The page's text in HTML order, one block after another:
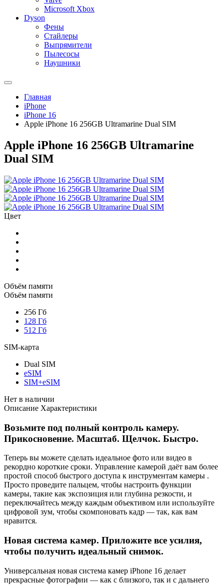
Microsoft Xbox
Dyson
Фены
Стайлеры
Выпрямители
Пылесосы
Наушники
Главная
iPhone
iPhone 16
Apple iPhone 16 256GB Ultramarine Dual SIM
Apple iPhone 16 256GB Ultramarine
Dual SIM
Цвет
Объём памяти
Объём памяти
256 Гб
128 Гб
512 Гб
SIM-карта
Dual SIM
eSIM
SIM+eSIM
Нет в наличии
Описание Характеристики
Возьмите под полный контроль камеру.
Прикосновение. Масштаб. Щелчок. Быстро.
Теперь вы можете сделать идеальное фото или видео в
рекордно короткие сроки. Управление камерой даёт вам более
простой способ быстрого доступа к инструментам камеры .
Просто проведите пальцем, чтобы настроить функции
камеры, такие как экспозиция или глубина резкости, и
переключайтесь между каждым объективом или используйте
цифровой зум, чтобы скомпоновать кадр — так, как вам
нравится.
Новая система камер. Приложите все усилия,
чтобы получить идеальный снимок.
Универсальная новая система камер iPhone 16 делает
прекрасные фотографии — как с близкого, так и с дальнего